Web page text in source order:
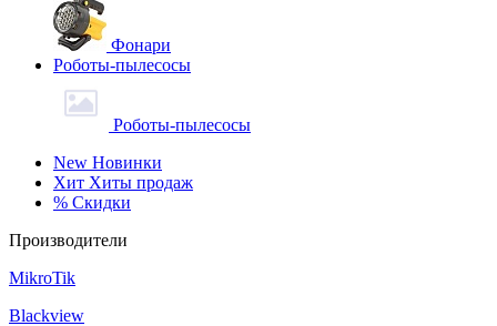
Фонари
Роботы-пылесосы
Роботы-пылесосы
New Новинки
Хит Хиты продаж
% Скидки
Производители
MikroTik
Blackview